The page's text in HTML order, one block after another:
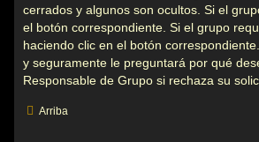
cerrados y algunos son ocultos. Si el
el botón correspondiente. Si el grupo
haciendo clic en el botón
y seguramente le preguntará por qué
Responsable de Grupo si rechaza su
Arriba